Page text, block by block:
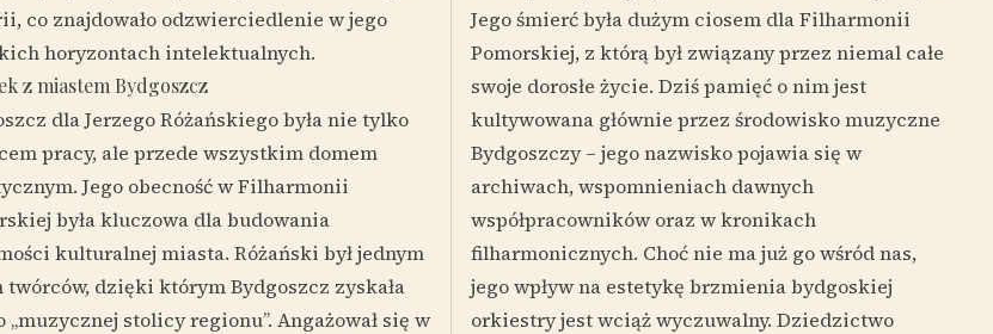
co znajdowało odzwierciedlenie w jego
horyzontach intelektualnych.
z miastem Bydgoszcz
dla Jerzego Różańskiego była nie tylko
pracy, ale przede wszystkim domem
Jego obecność w Filharmonii
była kluczowa dla budowania
kulturalnej miasta. Różański był jednym
twórców, dzięki którym Bydgoszcz zyskała
„muzycznej stolicy regionu”. Angażował się w
Jego śmierć była dużym ciosem dla Filharmonii
Pomorskiej, z którą był związany przez niemal całe
swoje dorosłe życie. Dziś pamięć o nim jest
kultywowana głównie przez środowisko muzyczne
Bydgoszczy – jego nazwisko pojawia się w
archiwach, wspomnieniach dawnych
współpracowników oraz w kronikach
filharmonicznych. Choć nie ma już go wśród nas,
jego wpływ na estetykę brzmienia bydgoskiej
orkiestry jest wciąż wyczuwalny. Dziedzictwo